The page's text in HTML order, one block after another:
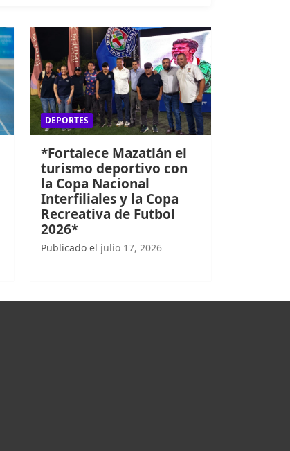
DEPORTES
*Fortalece Mazatlán el
turismo deportivo con
la Copa Nacional
Interfiliales y la Copa
Recreativa de Futbol
2026*
Publicado el julio 17, 2026